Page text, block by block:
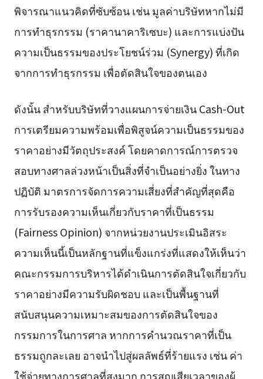
พิจารณาแนวคิดที่ซับซ้อน เช่น มูลค่าบริษัทหากไม่มี
การทำธุรกรรม (ราคานาคาริเซบะ) และการแบ่งปัน
ความเป็นธรรมของประโยชน์ร่วม (Synergy) ที่เกิด
จากการทำธุรกรรม เพื่อตัดสินใจของตนเอง
ดังนั้น สำหรับบริษัทที่วางแผนการจ่ายเงิน Cash-Out
การเตรียมความพร้อมเพื่อพิสูจน์ความเป็นธรรมของ
ราคาอย่างมีวัตถุประสงค์ โดยคาดการณ์การตรวจ
สอบทางศาลล่วงหน้าเป็นสิ่งที่จำเป็นอย่างยิ่ง ในทาง
ปฏิบัติ มาตรการจัดการความเสี่ยงที่สำคัญที่สุดคือ
การรับรองความเห็นเกี่ยวกับราคาที่เป็นธรรม
(Fairness Opinion) จากหน่วยงานประเมินอิสระ
ความเห็นนี้เป็นหลักฐานที่แข็งแกร่งที่แสดงให้เห็นว่า
คณะกรรมการบริหารได้ดำเนินการตัดสินใจเกี่ยวกับ
ราคาอย่างมีความรับผิดชอบ และเป็นพื้นฐานที่
สนับสนุนความเหมาะสมของการตัดสินใจของ
กรรมการในการศาล หากการคำนวณราคาที่เป็น
ธรรมถูกละเลย อาจนำไปสู่ผลลัพธ์ที่ร้ายแรง เช่น ค่า
ใช้จ่ายทางการศาลที่สูงมาก การสูญเสียเวลาของผู้